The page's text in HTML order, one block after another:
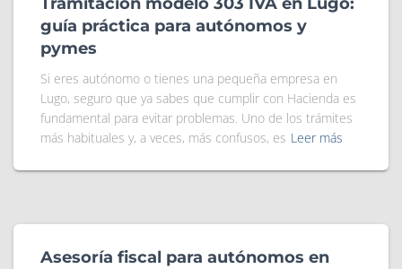
guía práctica para autónomos y
pymes
Si eres autónomo o tienes una pequeña empresa en
Lugo, seguro que ya sabes que cumplir con Hacienda es
fundamental para evitar problemas. Uno de los trámites
más habituales y, a veces, más confusos, es Leer más
Asesoría fiscal para autónomos en